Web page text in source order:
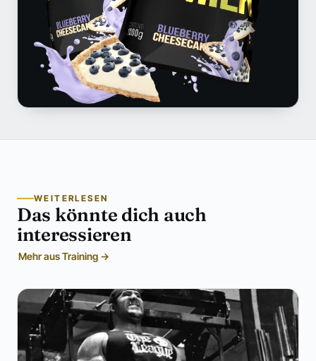
WEITERLESEN
Das könnte dich auch
interessieren
Mehr aus Training →